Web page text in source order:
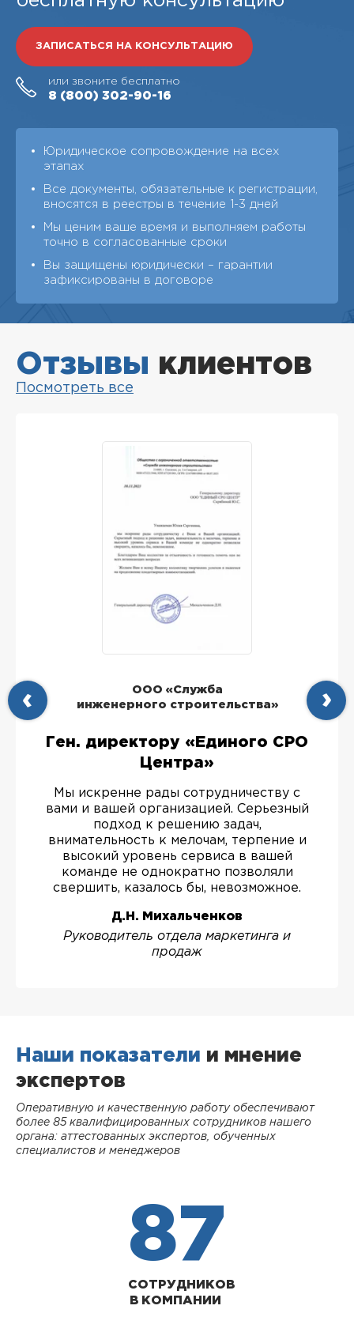
ЗАПИСАТЬСЯ НА КОНСУЛЬТАЦИЮ
или звоните бесплатно
8 (800) 302-90-16
Юридическое сопровождение на всех
этапах
Все документы, обязательные к регистрации,
вносятся в реестры в течение 1-3 дней
Мы ценим ваше время и выполняем работы
точно в согласованные сроки
Вы защищены юридически – гарантии
зафиксированы в договоре
Отзывы клиентов
Посмотреть все
ООО «Служба
инженерного строительства»
Ген. директору «Единого СРО
Центра»
Мы искренне рады сотрудничеству с
вами и вашей организацией. Серьезный
подход к решению задач,
внимательность к мелочам, терпение и
высокий уровень сервиса в вашей
команде не однократно позволяли
свершить, казалось бы, невозможное.
Д.Н. Михальченков
Руководитель отдела маркетинга и
продаж
Наши показатели и мнение
экспертов
Оперативную и качественную работу обеспечивают
более 85 квалифицированных сотрудников нашего
органа: аттестованных экспертов, обученных
специалистов и менеджеров
87
СОТРУДНИКОВ
В КОМПАНИИ